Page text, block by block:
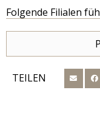
Folgende Filialen
TEILEN